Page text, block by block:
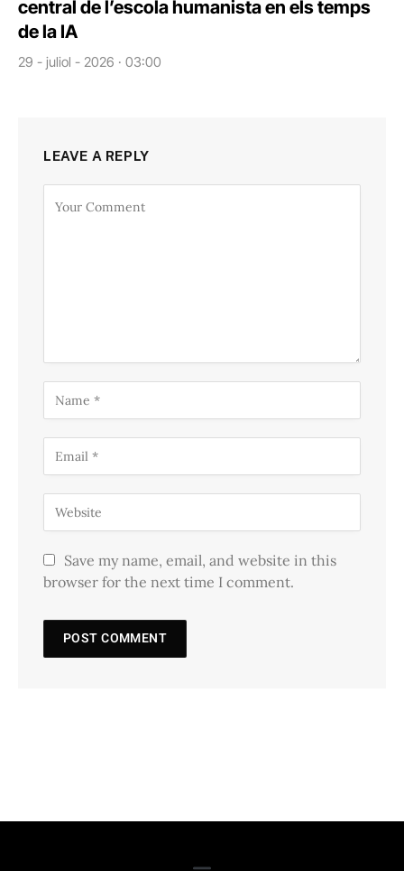
central de l’escola humanista en els temps
de la IA
29 - juliol - 2026 · 03:00
LEAVE A REPLY
Save my name, email, and website in this
browser for the next time I comment.